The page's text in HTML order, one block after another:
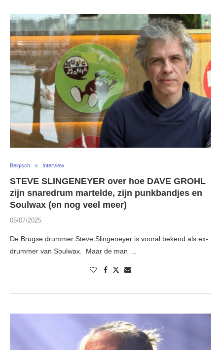
Belgisch Interview
STEVE SLINGENEYER over hoe DAVE GROHL
zijn snaredrum martelde, zijn punkbandjes en
Soulwax (en nog veel meer)
05/07/2025
De Brugse drummer Steve Slingeneyer is vooral bekend als ex-
drummer van Soulwax. Maar de man …